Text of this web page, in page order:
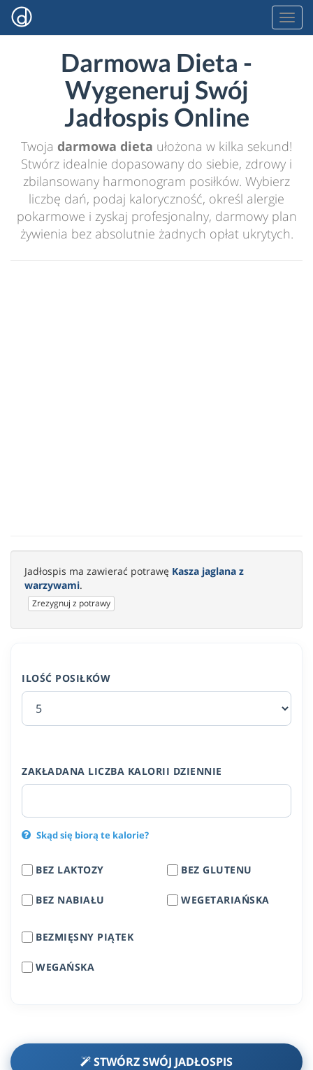
Darmowa Dieta -
Wygeneruj Swój
Jadłospis Online
Twoja darmowa dieta ułożona w kilka sekund!
Stwórz idealnie dopasowany do siebie, zdrowy i
zbilansowany harmonogram posiłków. Wybierz
liczbę dań, podaj kaloryczność, określ alergie
pokarmowe i zyskaj profesjonalny, darmowy plan
żywienia bez absolutnie żadnych opłat ukrytych.
Jadłospis ma zawierać potrawę Kasza jaglana z
warzywami.
Zrezygnuj z potrawy
ILOŚĆ POSIŁKÓW
ZAKŁADANA LICZBA KALORII DZIENNIE
Skąd się biorą te kalorie?
BEZ LAKTOZY
BEZ NABIAŁU
BEZ GLUTENU
WEGETARIAŃSKA
BEZMIĘSNY PIĄTEK
WEGAŃSKA
STWÓRZ SWÓJ JADŁOSPIS